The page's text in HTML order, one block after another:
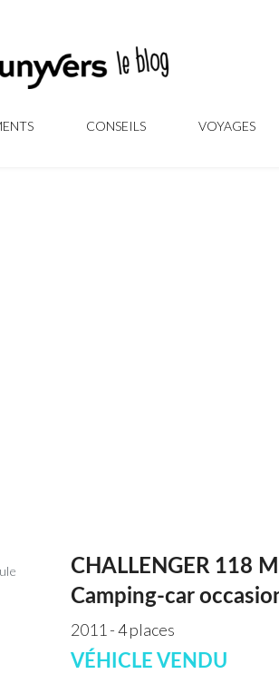
CONSEILS VOYAGES
CHALLENGER 118
Camping-car
2011 - 4 places
VÉHICLE VENDU